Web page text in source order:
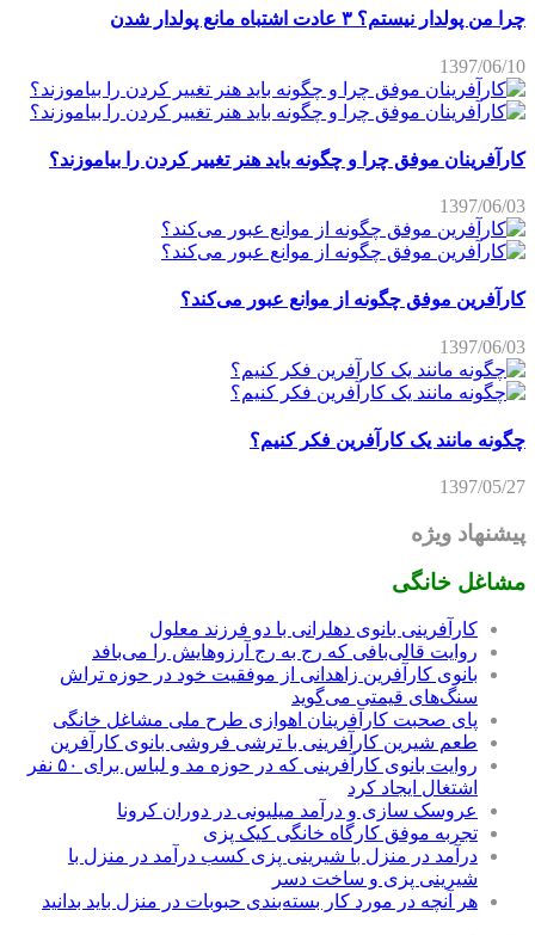
چرا من پولدار نیستم؟ ۳ عادت اشتباه مانع پولدار شدن
1397/06/10
کارآفرینان موفق چرا و چگونه باید هنر تغییر کردن را بیاموزند؟
1397/06/03
کارآفرین موفق چگونه از موانع عبور می‌کند؟
1397/06/03
چگونه مانند یک کارآفرین فکر کنیم؟
1397/05/27
پیشنهاد ویژه
مشاغل خانگی
کارآفرینی بانوی دهلرانی با دو فرزند معلول
روایت قالی‌بافی که رج به رج آرزوهایش را می‌بافد
بانوی کارآفرین زاهدانی از موفقیت خود در حوزه تراش
سنگ‌های قیمتی می‌گوید
پای صحبت کارآفرینان اهوازی طرح ملی مشاغل خانگی
طعم شیرین کارآفرینی با ترشی فروشی بانوی کارآفرین
روایت بانوی کارآفرینی که در حوزه مد و لباس برای ۵۰ نفر
اشتغال ایجاد کرد
عروسک سازی و درآمد میلیونی در دوران کرونا
تجربه موفق کارگاه خانگی کیک پزی
درآمد در منزل با شیرینی پزی کسب درآمد در منزل با
شیرینی پزی و ساخت دسر
هر آنچه در مورد کار بسته‌بندی حبوبات در منزل باید بدانید